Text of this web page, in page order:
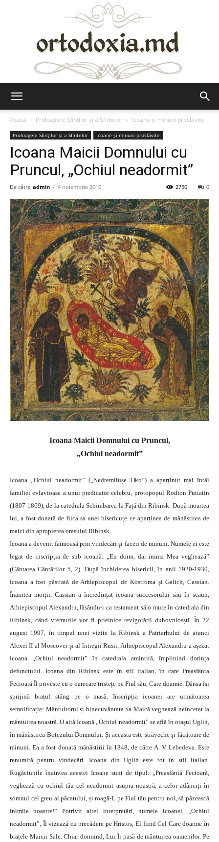
Acasă
Proloagele Sfinților și a Sfintelor Icoane și minuni proslăvite
Proloagele Sfinților și a Sfintelor Icoane și minuni proslăvite
Icoana Maicii Domnului cu
Pruncul, „Ochiul neadormit”
De către admin - 4 noiembrie 2010 0
2750
Icoana Maicii Domnului cu Pruncul,
„Ochiul neadormit”
Icoana „Ochiul neadormit” („Nedremliușe Oko”) a aparținut mai întâi
familiei evlavioase a unui predicator celebru, protopopul Rodion Putiatin
(1807-1869), de la catedrala Schimbarea la Față din Ribinsk. După moartea
lui, a fost donată de fiica sa unei bisericuțe ce aparținea de mănăstirea de
maici din apropierea orașului Ribinsk.
Icoana a devenit faimoasă prin vindecări și faceri de minuni. Numele ei este
legat de inscripția de sub icoană: „Eu dorm, dar inima Mea veghează”
(Cântarea Cântărilor 5, 2). După închiderea bisericii, în anii 1920-1930,
icoana a fost păstrată de Arhiepiscopul de Kostroma și Galich, Cassian.
Înaintea morții, Cassian a încredințat icoana succesorului său în scaun,
Arhiepiscopul Alexandru, lăsându-i ca testament să o mute în catedrala din
Ribinsk, când vremurile vor fi prielnice revigorării duhovnicești. În 22
august 1997, în timpul unei vizite la Ribinsk a Patriarhului de atunci
Alexei II al Moscovei și al întregii Rusii, Arhiepiscopul Alexandru a așezat
icoana „Ochiul neadormit” în catedrala amintită, împlinind dorința
defunctului. Icoana din Ribinsk este în stil italian, în care Preasfânta
Fecioară Îl privește cu o oarecare tristețe pe Fiul său, Care doarme. Dânsa își
sprijină brațul stâng pe o masă. Inscripția icoanei are următoarea
semnificație: Mântuitorul și binecuvântata Sa Maică veghează neîncetat la
mântuirea noastră. O altă Icoană „Ochiul neadormit” se află în orașul Uglih,
în mănăstirea Botezului Domnului. Și aceasta este străveche și făcătoare de
minuni. Ea a fost donată mănăstirii în 1848, de către A. V. Lebedeva. Este
renumită pentru vindecări. Icoana din Uglih este tot în stil italian.
Rugăciunile înaintea acestei Icoane sunt de tipul: „Preasfântă Fecioară,
veghează cu ochiul tău cel neadormit asupra noastră, a celor adânciți în
somnul cel greu al păcatului, și roagă-L pe Fiul tău pentru noi, să păzească
inimile noastre!” Potrivit altei interpretări, numele icoanei, „Ochiul
neadormit”, Îl vizează cu precădere pe Hristos, El fiind Cel Care doarme în
brațele Maicii Sale. Chiar dormind, Lui Îi pasă de mântuirea oamenilor. Pe